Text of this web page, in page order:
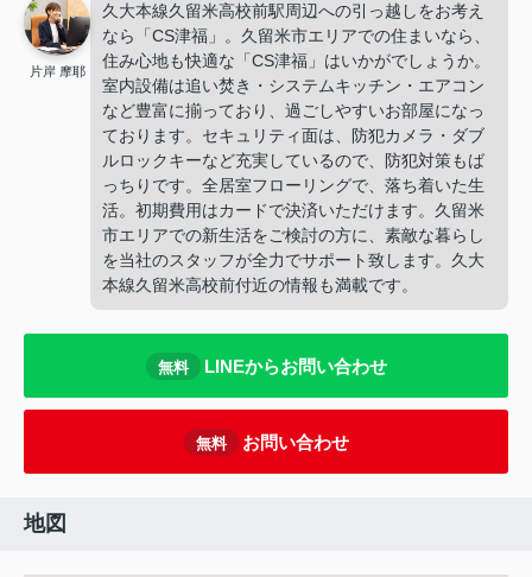
片岸 摩耶
久大本線久留米高校前駅周辺への引っ越しをお考え
なら「CS津福」。久留米市エリアでの住まいなら、
住み心地も快適な「CS津福」はいかがでしょうか。
室内設備は追い焚き・システムキッチン・エアコン
など豊富に揃っており、過ごしやすいお部屋になっ
ております。セキュリティ面は、防犯カメラ・ダブ
ルロックキーなど充実しているので、防犯対策もば
っちりです。全居室フローリングで、落ち着いた生
活。初期費用はカードで決済いただけます。久留米
市エリアでの新生活をご検討の方に、素敵な暮らし
を当社のスタッフが全力でサポート致します。久大
本線久留米高校前付近の情報も満載です。
無料 LINEからお問い合わせ
無料 お問い合わせ
地図